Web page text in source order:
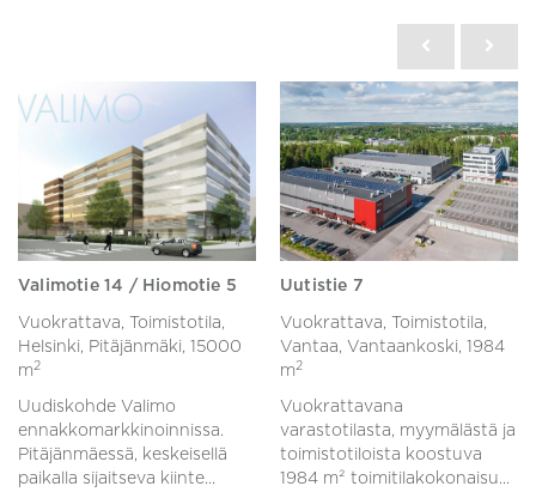
Valimotie 14 / Hiomotie 5
Vuokrattava, Toimistotila,
Helsinki, Pitäjänmäki, 15000
m 2
Uudiskohde Valimo
ennakkomarkkinoinnissa.
Pitäjänmäessä, keskeisellä
paikalla sijaitseva kiinte...
Uutistie 7
Vuokrattava, Toimistotila,
Vantaa, Vantaankoski, 1984
m 2
Vuokrattavana
varastotilasta, myymälästä ja
toimistotiloista koostuva
1984 m² toimitilakokonaisu...